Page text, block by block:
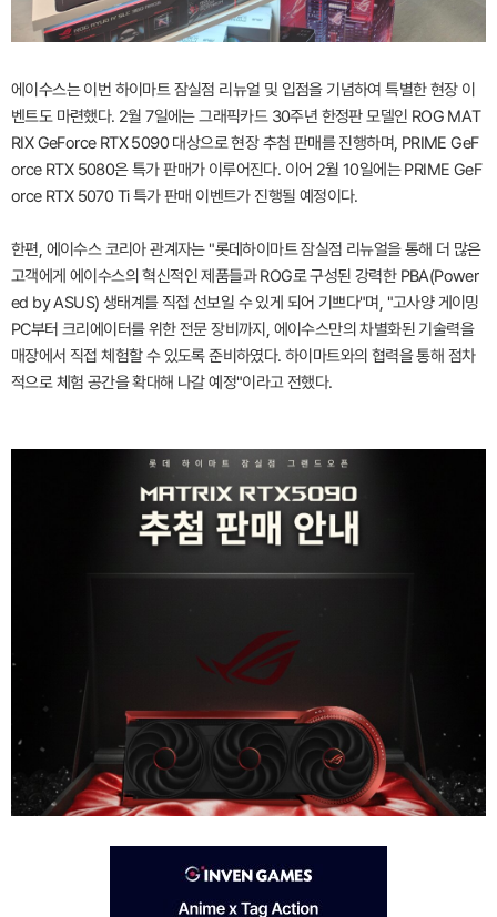
에이수스는 이번 하이마트 잠실점 리뉴얼 및 입점을 기념하여 특별한 현장 이
벤트도 마련했다. 2월 7일에는 그래픽카드 30주년 한정판 모델인 ROG MAT
RIX GeForce RTX 5090 대상으로 현장 추첨 판매를 진행하며, PRIME GeF
orce RTX 5080은 특가 판매가 이루어진다. 이어 2월 10일에는 PRIME GeF
orce RTX 5070 Ti 특가 판매 이벤트가 진행될 예정이다.
한편, 에이수스 코리아 관계자는 "롯데하이마트 잠실점 리뉴얼을 통해 더 많은
고객에게 에이수스의 혁신적인 제품들과 ROG로 구성된 강력한 PBA(Power
ed by ASUS) 생태계를 직접 선보일 수 있게 되어 기쁘다"며, "고사양 게이밍
PC부터 크리에이터를 위한 전문 장비까지, 에이수스만의 차별화된 기술력을
매장에서 직접 체험할 수 있도록 준비하였다. 하이마트와의 협력을 통해 점차
적으로 체험 공간을 확대해 나갈 예정"이라고 전했다.